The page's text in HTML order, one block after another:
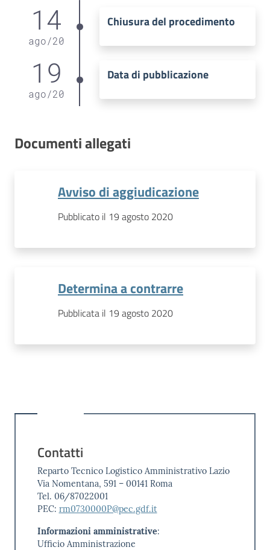
14
ago/20
Chiusura del procedimento
19
ago/20
Data di pubblicazione
Documenti allegati
Avviso di aggiudicazione
Pubblicato il 19 agosto 2020
Determina a contrarre
Pubblicata il 19 agosto 2020
Contatti
Reparto Tecnico Logistico Amministrativo Lazio
Via Nomentana, 591 – 00141 Roma
Tel. 06/87022001
PEC: rm0730000P@pec.gdf.it
Informazioni amministrative:
Ufficio Amministrazione